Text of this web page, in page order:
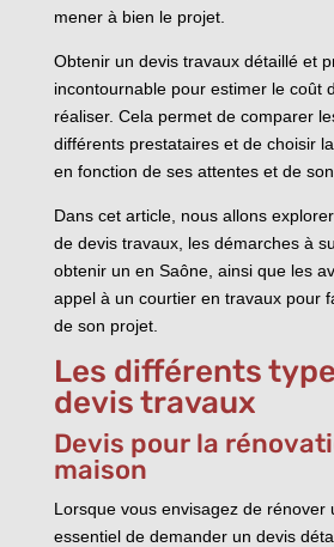
mener à bien le projet.
Obtenir un devis travaux détaillé et
incontournable pour estimer le coût
réaliser. Cela permet de comparer
différents prestataires et de choisir
en fonction de ses attentes et de
Dans cet article, nous allons
de devis travaux, les démarches à
obtenir un en Saône, ainsi que les
appel à un courtier en travaux pour
de son projet.
Les différents
devis travaux
Devis pour la
maison
Lorsque vous envisagez de rénover
essentiel de demander un devis